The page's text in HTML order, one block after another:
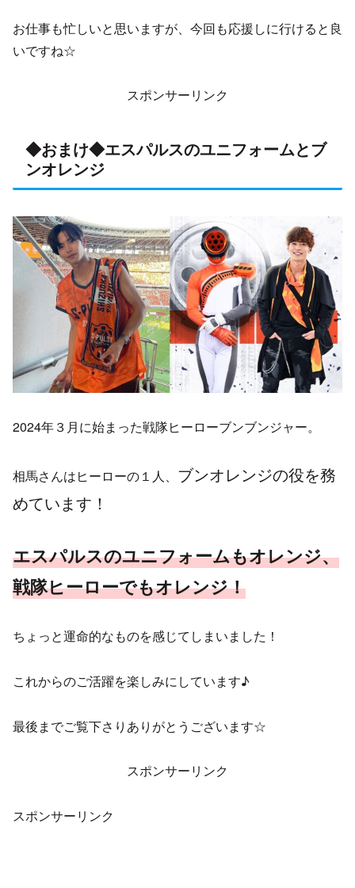
お仕事も忙しいと思いますが、今回も応援しに行けると良
いですね☆
スポンサーリンク
◆おまけ◆エスパルスのユニフォームとブ
ンオレンジ
2024年３月に始まった戦隊ヒーローブンブンジャー。
相馬さんはヒーローの１人、 ブンオレンジの役を務
めています！
エスパルスのユニフォームもオレンジ、
戦隊ヒーローでもオレンジ！
ちょっと運命的なものを感じてしまいました！
これからのご活躍を楽しみにしています♪
最後までご覧下さりありがとうございます☆
スポンサーリンク
スポンサーリンク